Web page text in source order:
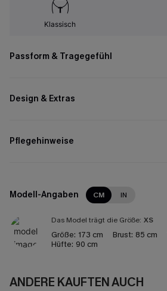
Klassisch
Passform & Tragegefühl
Design & Extras
Pflegehinweise
Modell-Angaben CM IN
Das Model trägt die Größe: XS
Größe: 173 cm Brust: 85 cm
Hüfte: 90 cm
ANDERE KAUFTEN AUCH